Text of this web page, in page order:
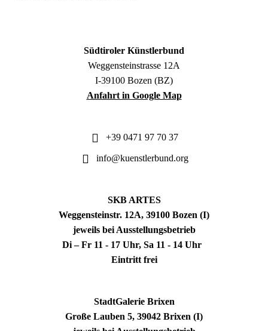
Südtiroler Künstlerbund
Weggensteinstrasse 12A
I-39100 Bozen (BZ)
Anfahrt in Google Map
+39 0471 97 70 37
info@kuenstlerbund.org
SKB ARTES
Weggensteinstr. 12A, 39100 Bozen (I)
jeweils bei Ausstellungsbetrieb
Di – Fr 11 - 17 Uhr, Sa 11 - 14 Uhr
Eintritt frei
StadtGalerie Brixen
Große Lauben 5, 39042 Brixen (I)